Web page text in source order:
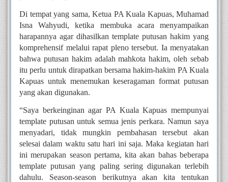
Di tempat yang sama, Ketua PA Kuala Kapuas, Muhamad
Isna Wahyudi, ketika membuka acara menyampaikan
harapannya agar dihasilkan template putusan hakim yang
komprehensif melalui rapat pleno tersebut. Ia menyatakan
bahwa putusan hakim adalah mahkota hakim, oleh sebab
itu perlu untuk dirapatkan bersama hakim-hakim PA Kuala
Kapuas untuk menemukan keseragaman format putusan
yang akan digunakan.
“Saya berkeinginan agar PA Kuala Kapuas mempunyai
template putusan untuk semua jenis perkara. Namun saya
menyadari, tidak mungkin pembahasan tersebut akan
selesai dalam waktu satu hari ini saja. Maka kegiatan hari
ini merupakan season pertama, kita akan bahas beberapa
template putusan yang paling sering digunakan terlebih
dahulu. Season-season berikutnya akan kita tentukan